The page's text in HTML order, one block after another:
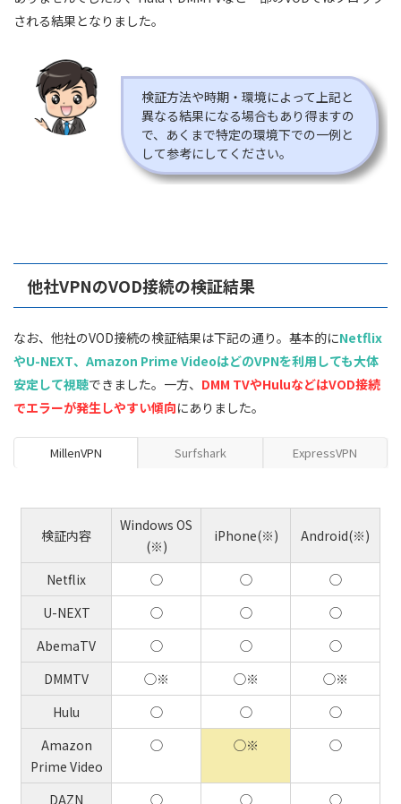
される結果となりました。
検証方法や時期・環境によって上記と
異なる結果になる場合もあり得ますの
で、あくまで特定の環境下での一例と
して参考にしてください。
他社VPNのVOD接続の検証結果
なお、他社のVOD接続の検証結果は下記の通り。基本的にNetflix
やU-NEXT、Amazon Prime VideoはどのVPNを利用しても大体
安定して視聴できました。一方、 DMM TVやHuluなどはVOD接続
でエラーが発生しやすい傾向にありました。
MillenVPN Surfshark ExpressVPN
検証内容
Windows OS
(※)
iPhone(※) Android(※)
Netflix ◯ ◯
◯
U-NEXT
◯ ◯
◯
AbemaTV
◯ ◯
◯
DMMTV
◯※ ◯※
◯※
Hulu
◯ ◯
◯
Amazon
Prime Video
◯ ◯※ ◯
DAZN ◯ ◯ ◯